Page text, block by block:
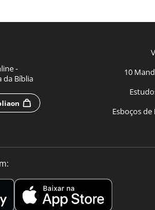
-
da Bíblia
10
Esboços de